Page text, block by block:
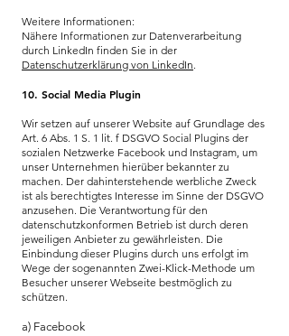
Weitere Informationen:
Nähere Informationen zur Datenverarbeitung
durch LinkedIn finden Sie in der
Datenschutzerklärung von LinkedIn.
10. Social Media Plugin
Wir setzen auf unserer Website auf Grundlage des
Art. 6 Abs. 1 S. 1 lit. f DSGVO Social Plugins der
sozialen Netzwerke Facebook und Instagram, um
unser Unternehmen hierüber bekannter zu
machen. Der dahinterstehende werbliche Zweck
ist als berechtigtes Interesse im Sinne der DSGVO
anzusehen. Die Verantwortung für den
datenschutzkonformen Betrieb ist durch deren
jeweiligen Anbieter zu gewährleisten. Die
Einbindung dieser Plugins durch uns erfolgt im
Wege der sogenannten Zwei-Klick-Methode um
Besucher unserer Webseite bestmöglich zu
schützen.
a) Facebook